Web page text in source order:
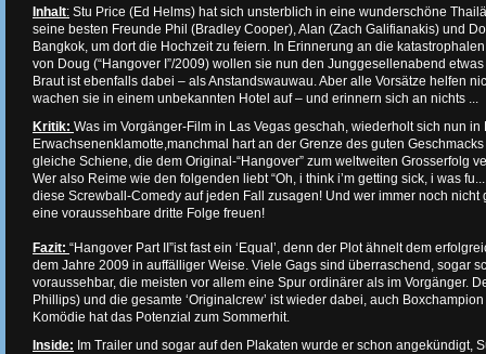
Inhalt: Stu Price (Ed Helms) hat sich unsterblich in eine wunderschöne
seine besten Freunde Phil (Bradley Cooper), Alan (Zach Galifianakis) und
Bangkok, um dort die Hochzeit zu feiern. In Erinnerung an die
von Doug (“Hangover I”/2009) wollen sie nun den Junggesellenabend
Braut ist ebenfalls dabei – als Anstandswauwau. Aber alle Vorsätze helfen
wachen sie in einem unbekannten Hotel auf – und erinnern sich an nichts ...
Kritik: Was im Vorgänger-Film in Las Vegas geschah, wiederholt sich nun in
Erwachsenenklamotte,manchmal hart an der Grenze des guten
gleiche Schiene, die dem Original-“Hangover” zum weltweiten Grosserfolg
Wer also Reime wie den folgenden liebt “Oh, i think i’m getting sick, i was
diese Screwball-Comedy auf jeden Fall zusagen! Und wer immer noch nicht
eine voraussehbare dritte Folge freuen!
Fazit: “Hangover Part II”ist fast ein ‘Equal’, denn der Plot ähnelt dem
dem Jahre 2009 in auffälliger Weise. Viele Gags sind überraschend, sogar
voraussehbar, die meisten vor allem eine Spur ordinärer als im Vorgänger.
Phillips) und die gesamte ‘Originalcrew’ ist wieder dabei, auch
Komödie hat das Potenzial zum Sommerhit.
Inside: Im Trailer und sogar auf den Plakaten wurde er schon angekündigt,